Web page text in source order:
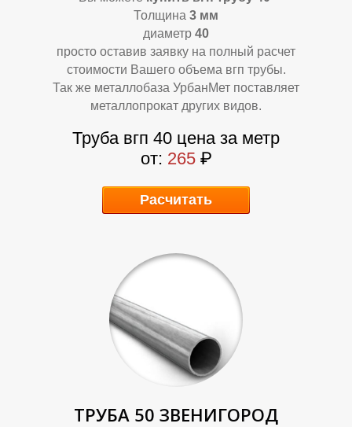
О
Толщина 3 мм
диаметр 40
просто оставив заявку на полный расчет
стоимости Вашего объема вгп трубы.
Так же металлобаза УрбанМет поставляет
металлопрокат других видов.
Труба вгп 40 цена за метр
от: 265 ₽
Расчитать
ТРУБА 50 ЗВЕНИГОРОД
О